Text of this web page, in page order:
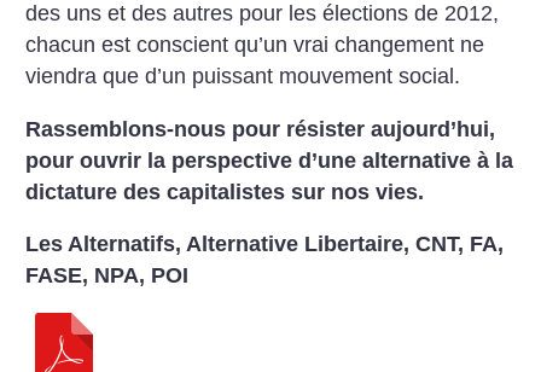
des uns et des autres pour les élections de 2012,
chacun est conscient qu’un vrai changement ne
viendra que d’un puissant mouvement social.
Rassemblons-nous pour résister aujourd’hui,
pour ouvrir la perspective d’une alternative à la
dictature des capitalistes sur nos vies.
Les Alternatifs, Alternative Libertaire, CNT, FA,
FASE, NPA, POI